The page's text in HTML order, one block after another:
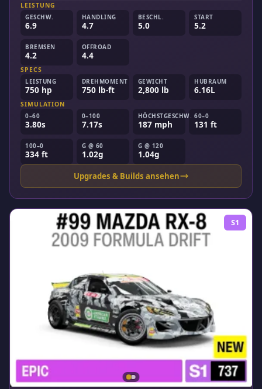
LEISTUNG
GESCHW.
6.9
HANDLING
4.7
BESCHL.
5.0
START
5.2
BREMSEN
4.2
OFFROAD
4.4
SPECS
LEISTUNG
750 hp
DREHMOMENT
750 lb-ft
GEWICHT
2,800 lb
HUBRAUM
6.16L
SIMULATION
0–60
3.80s
0–100
7.17s
HÖCHSTGESCHW.
187 mph
60–0
131 ft
100–0
334 ft
G @ 60
1.02g
G @ 120
1.04g
Upgrades & Builds ansehen
S1